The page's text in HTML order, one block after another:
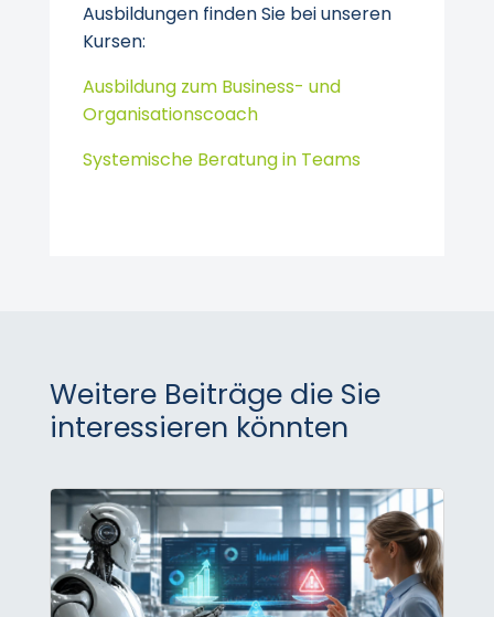
Ausbildungen finden Sie bei unseren
Kursen:
Ausbildung zum Business- und
Organisationscoach
Systemische Beratung in Teams
Weitere Beiträge die Sie
interessieren könnten